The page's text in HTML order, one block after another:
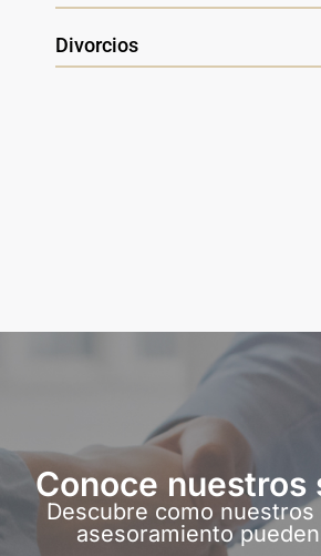
Divorcios
Conoce nuestros
Descubre como
asesoramiento